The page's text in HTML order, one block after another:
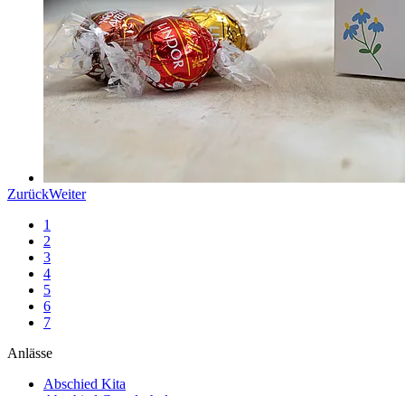
ZurückWeiter
1
2
3
4
5
6
7
Anlässe
Abschied Kita